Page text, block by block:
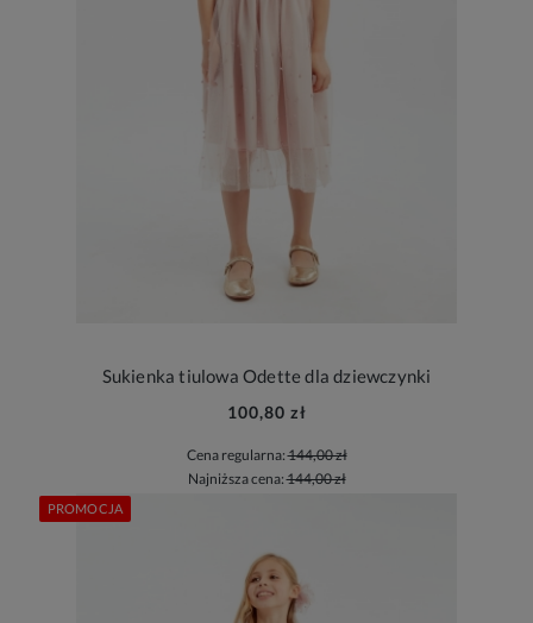
Sukienka tiulowa Odette dla dziewczynki
100,80 zł
Cena regularna:144,00 zł
Najniższa cena:144,00 zł
PROMOCJA